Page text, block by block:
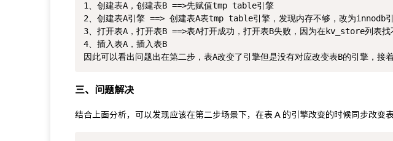
1、创建表A，创建表B ==>先赋值tmp table引擎
2、创建表A引擎 ==> 创建表A表tmp table引擎，发现内存不够，改为innodb
3、打开表A，打开表B ==>表A打开成功，打开表B失败，因为在kv_store列表找
4、插入表A，插入表B
三、问题解决
结合上面分析，可以发现应该在第二步场景下，在表 A 的引擎改变的时候同步改变